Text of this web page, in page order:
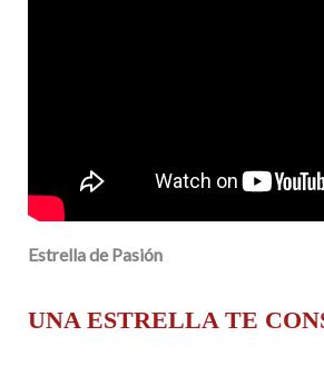
Estrella de Pasión
UNA ESTRELLA TE